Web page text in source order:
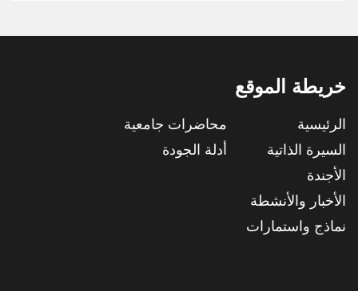
خريطة الموقع
الرئيسية
السيرة الذاتية
الأجندة
الأخبار والأنشطة
نماذج واستمارات
محاضرات جامعية
أدلة الجودة